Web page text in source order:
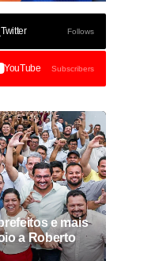
Twitter Follows
YouTube Subscribers
e mais
a Roberto